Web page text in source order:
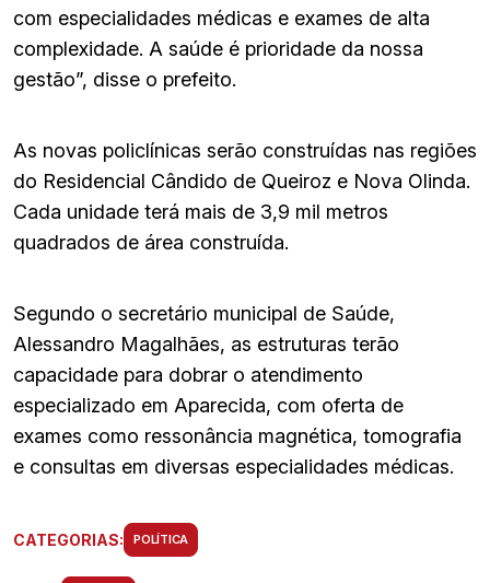
com especialidades médicas e exames de alta
complexidade. A saúde é prioridade da nossa
gestão”, disse o prefeito.
As novas policlínicas serão construídas nas regiões
do Residencial Cândido de Queiroz e Nova Olinda.
Cada unidade terá mais de 3,9 mil metros
quadrados de área construída.
Segundo o secretário municipal de Saúde,
Alessandro Magalhães, as estruturas terão
capacidade para dobrar o atendimento
especializado em Aparecida, com oferta de
exames como ressonância magnética, tomografia
e consultas em diversas especialidades médicas.
CATEGORIAS: POLÍTICA